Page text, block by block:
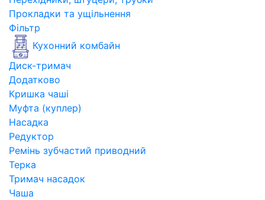
Прокладки та ущільнення
Фільтр
Кухонний комбайн
Диск-тримач
Додатково
Кришка чаші
Муфта (куплер)
Насадка
Редуктор
Ремінь зубчастий приводний
Терка
Тримач насадок
Чаша